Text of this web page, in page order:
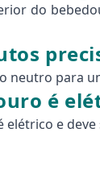
do
neutro para
é
elétrico e